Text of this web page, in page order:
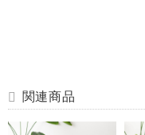
関連商品